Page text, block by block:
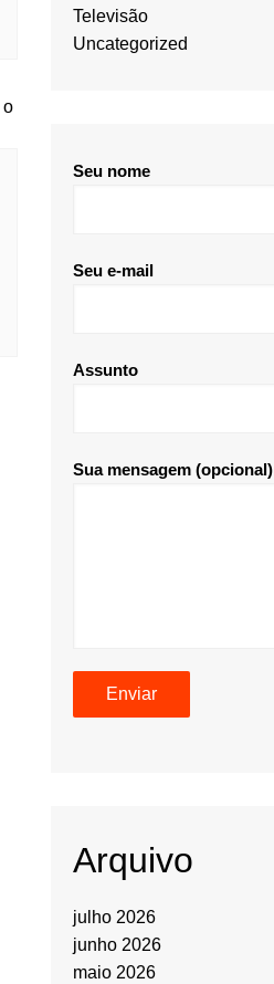
Televisão
Uncategorized
Seu nome
Seu e-mail
Assunto
Sua mensagem (opcional)
Arquivo
julho 2026
junho 2026
maio 2026